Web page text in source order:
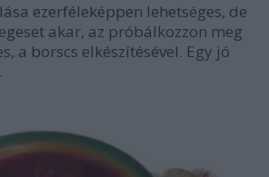
ezerféleképpen lehetséges, de
akar, az próbálkozzon meg
a borscs elkészítésével. Egy jó
.